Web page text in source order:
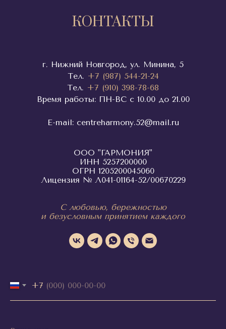
КОНТАКТЫ
г. Нижний Новгород, ул. Минина, 5
Тел. +7 (987) 544-21-24
Тел. +7 (910) 398-78-68
Время работы: ПН-ВС с 10.00 до 21.00
E-mail: centreharmony.52@mail.ru
ООО "ГАРМОНИЯ"
ИНН 5257200000
ОГРН 1205200045060
Лицензия № Л041-01164-52/00670229
С любовью, бережностью
и безусловным принятием каждого
+7